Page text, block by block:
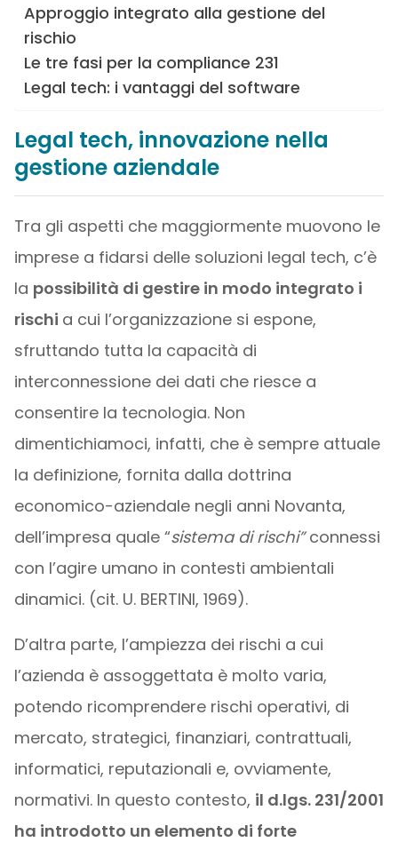
Approggio integrato alla gestione del
rischio
Le tre fasi per la compliance 231
Legal tech: i vantaggi del software
Legal tech, innovazione nella
gestione aziendale
Tra gli aspetti che maggiormente muovono le
imprese a fidarsi delle soluzioni legal tech, c’è
la possibilità di gestire in modo integrato i
rischi a cui l’organizzazione si espone,
sfruttando tutta la capacità di
interconnessione dei dati che riesce a
consentire la tecnologia. Non
dimentichiamoci, infatti, che è sempre attuale
la definizione, fornita dalla dottrina
economico-aziendale negli anni Novanta,
dell’impresa quale “sistema di rischi”connessi
con l’agire umano in contesti ambientali
dinamici. (cit. U. BERTINI, 1969).
D’altra parte, l’ampiezza dei rischi a cui
l’azienda è assoggettata è molto varia,
potendo ricomprendere rischi operativi, di
mercato, strategici, finanziari, contrattuali,
informatici, reputazionali e, ovviamente,
normativi. In questo contesto, il d.lgs. 231/2001
ha introdotto un elemento di forte